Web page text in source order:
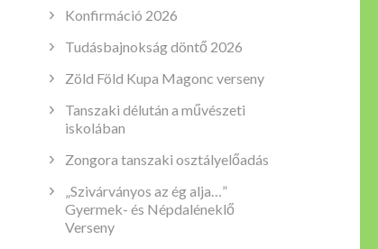
Konfirmáció 2026
Tudásbajnokság döntő 2026
Zöld Föld Kupa Magonc verseny
Tanszaki délután a művészeti
iskolában
Zongora tanszaki osztályelőadás
„Szivárványos az ég alja…”
Gyermek- és Népdaléneklő
Verseny